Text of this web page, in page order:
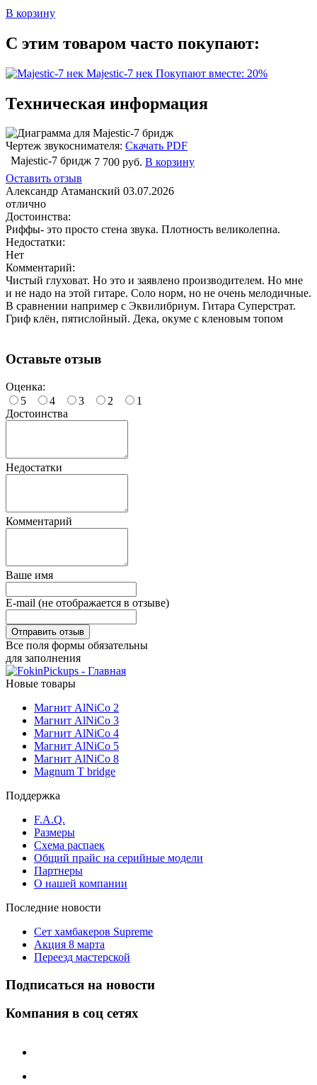
В корзину
С этим товаром часто покупают:
Majestic-7 нек Покупают вместе: 20%
Техническая информация
Чертеж звукоснимателя: Скачать PDF
Majestic-7 бридж 7 700 руб. В корзину
Оставить отзыв
Александр Атаманский 03.07.2026
отлично
Достоинства:
Риффы- это просто стена звука. Плотность великолепна.
Недостатки:
Нет
Комментарий:
Чистый глуховат. Но это и заявлено производителем. Но мне
и не надо на этой гитаре. Соло норм, но не очень мелодичные.
В сравнении например с Эквилибриум. Гитара Суперстрат.
Гриф клён, пятислойный. Дека, окуме с кленовым топом
Оставьте отзыв
Оценка:
5
4 3 2
1
Достоинства
Недостатки
Комментарий
Ваше имя
E-mail (не отображается в отзыве)
Все поля формы обязательны
для заполнения
Новые товары
Магнит AlNiCo 2
Магнит AlNiCo 3
Магнит AlNiCo 4
Магнит AlNiCo 5
Магнит AlNiCo 8
Magnum T bridge
Поддержка
F.A.Q.
Размеры
Схема распаек
Общий прайс на серийные модели
Партнеры
О нашей компании
Последние новости
Сет хамбакеров Supreme
Акция 8 марта
Переезд мастерской
Подписаться на новости
Компания в соц сетях